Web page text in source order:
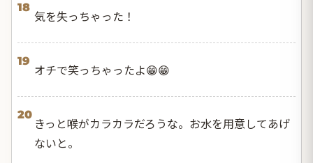
18
気を失っちゃった！
19
オチで笑っちゃったよ😁😁
20
きっと喉がカラカラだろうな。お水を用意してあげ
ないと。